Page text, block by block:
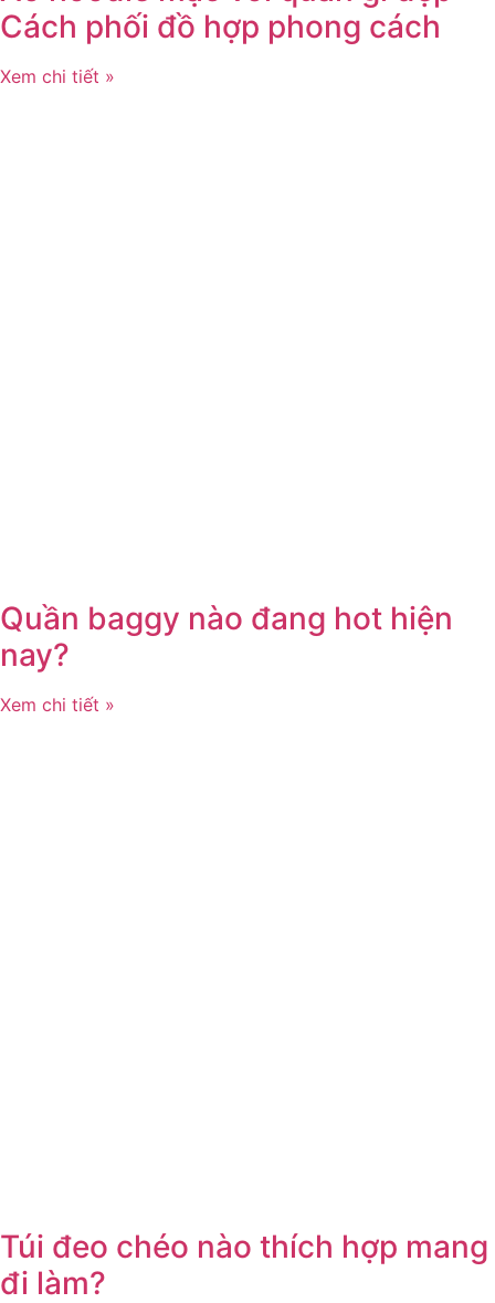
Cách phối đồ hợp phong cách
Xem chi tiết »
Quần baggy nào đang hot hiện
nay?
Xem chi tiết »
Túi đeo chéo nào thích hợp mang
đi làm?